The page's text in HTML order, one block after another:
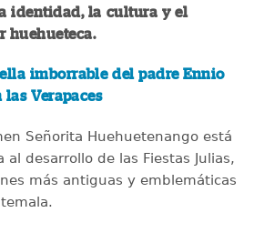
identidad, la cultura y el
huehueteca.
imborrable del padre Ennio
las Verapaces
Señorita Huehuetenango está
desarrollo de las Fiestas Julias,
más antiguas y emblemáticas